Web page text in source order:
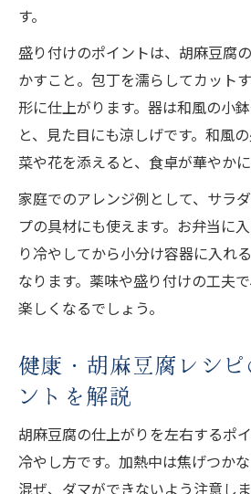
す。
盛り付けのポイントは、胡麻豆腐
かすこと。包丁を濡らしてカット
形に仕上がります。器は和風の小
と、見た目にも涼しげです。和風
菜や花を添えると、食卓が華やかに
家庭でのアレンジ例として、サラ
プの具材にも使えます。お弁当に
り冷やしてから小分け容器に入れ
なります。薬味や盛り付けの工夫
楽しくなるでしょう。
健康・胡麻豆腐レシピ
ントを解説
胡麻豆腐の仕上がりを左右するポ
冷やし方です。加熱中は焦げつか
混ぜ、ダマができないよう注意し